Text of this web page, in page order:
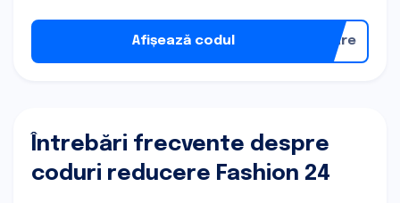
Afișează codul nare
Întrebări frecvente despre
coduri reducere Fashion 24